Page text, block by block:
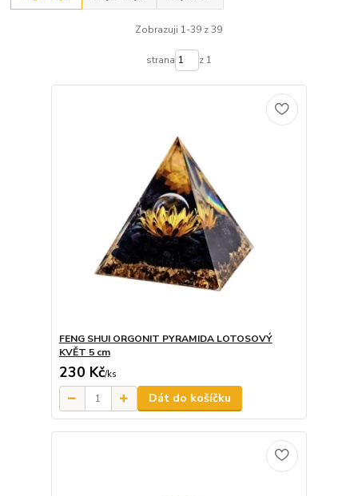
Zobrazuji 1-39 z 39
strana z 1
FENG SHUI ORGONIT PYRAMIDA LOTOSOVÝ
KVĚT 5 cm
230 Kč/ks
Dát do košíčku